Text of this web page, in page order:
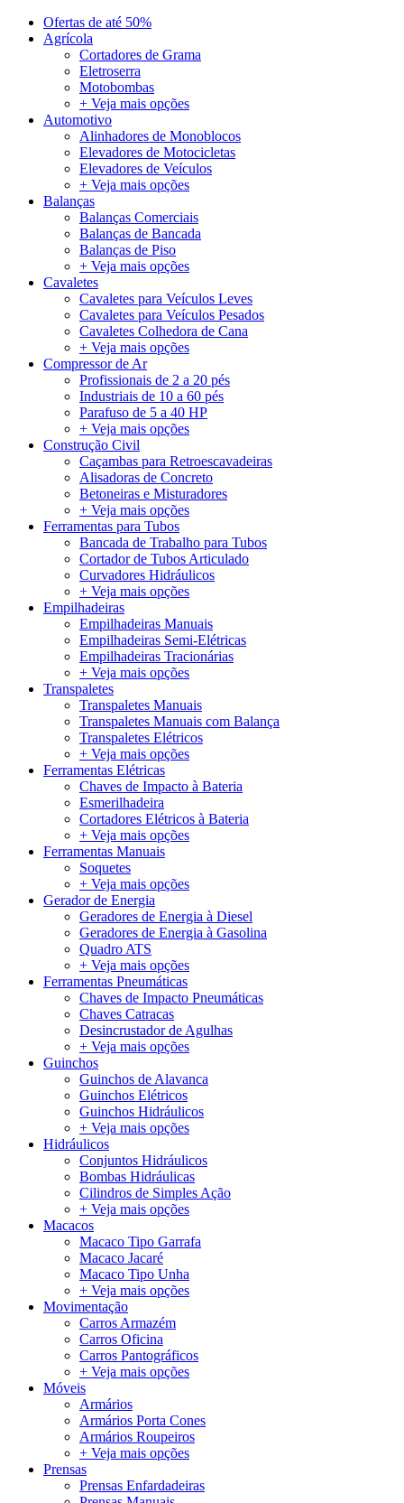
Ofertas de até 50%
Agrícola
Cortadores de Grama
Eletroserra
Motobombas
+ Veja mais opções
Automotivo
Alinhadores de Monoblocos
Elevadores de Motocicletas
Elevadores de Veículos
+ Veja mais opções
Balanças
Balanças Comerciais
Balanças de Bancada
Balanças de Piso
+ Veja mais opções
Cavaletes
Cavaletes para Veículos Leves
Cavaletes para Veículos Pesados
Cavaletes Colhedora de Cana
+ Veja mais opções
Compressor de Ar
Profissionais de 2 a 20 pés
Industriais de 10 a 60 pés
Parafuso de 5 a 40 HP
+ Veja mais opções
Construção Civil
Caçambas para Retroescavadeiras
Alisadoras de Concreto
Betoneiras e Misturadores
+ Veja mais opções
Ferramentas para Tubos
Bancada de Trabalho para Tubos
Cortador de Tubos Articulado
Curvadores Hidráulicos
+ Veja mais opções
Empilhadeiras
Empilhadeiras Manuais
Empilhadeiras Semi-Elétricas
Empilhadeiras Tracionárias
+ Veja mais opções
Transpaletes
Transpaletes Manuais
Transpaletes Manuais com Balança
Transpaletes Elétricos
+ Veja mais opções
Ferramentas Elétricas
Chaves de Impacto à Bateria
Esmerilhadeira
Cortadores Elétricos à Bateria
+ Veja mais opções
Ferramentas Manuais
Soquetes
+ Veja mais opções
Gerador de Energia
Geradores de Energia à Diesel
Geradores de Energia à Gasolina
Quadro ATS
+ Veja mais opções
Ferramentas Pneumáticas
Chaves de Impacto Pneumáticas
Chaves Catracas
Desincrustador de Agulhas
+ Veja mais opções
Guinchos
Guinchos de Alavanca
Guinchos Elétricos
Guinchos Hidráulicos
+ Veja mais opções
Hidráulicos
Conjuntos Hidráulicos
Bombas Hidráulicas
Cilindros de Simples Ação
+ Veja mais opções
Macacos
Macaco Tipo Garrafa
Macaco Jacaré
Macaco Tipo Unha
+ Veja mais opções
Movimentação
Carros Armazém
Carros Oficina
Carros Pantográficos
+ Veja mais opções
Móveis
Armários
Armários Porta Cones
Armários Roupeiros
+ Veja mais opções
Prensas
Prensas Enfardadeiras